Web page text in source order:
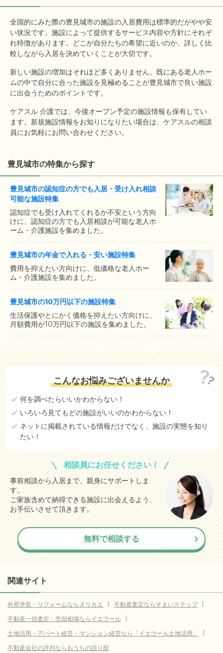
全国的にみた際の豊見城市の施設の入居費用は標準的だがやや安
い状況です。施設によって提供するサービス内容や方針にそれぞ
れ特徴があります。どこが自分たちの希望に近いのか、詳しく比
較しながら入居を決めていくことが大切です。
新しい施設の増加はそれほど多くありません。既にある老人ホー
ムの中で自分に合った施設を見極めることが豊見城市で良い施設
に出会うためのポイントです。
ケアスル 介護では、今後オープン予定の施設情報も保有してい
ます。新規施設情報をお知りになりたい場合は、ケアスルの相談
員にお気軽にお問い合わせください。
豊見城市の特集から探す
豊見城市の認知症の方でも入居・受け入れ相談
可能な施設特集
認知症でも受け入れてくれるか不安という方向
けに、認知症の方でも入居相談が可能な老人ホ
ーム・介護施設を集めました。
豊見城市の年金で入れる・安い施設特集
費用を抑えたい方向けに、低価格な老人ホー
ム・介護施設を集めました。
豊見城市の10万円以下の施設特集
生活保護やとにかく価格を抑えたい方向けに、
月額費用が10万円以下の施設を集めました。
こんなお悩みございませんか
何を調べたらいいかわからない！
いろいろ見てもどの施設がいいのかわからない！
ネットに掲載されている情報だけでなく、施設の実態を知り
たい！
相談員にお任せください！
事前相談から入居まで、親身にサポートしま
す。
ご家族含めて納得できる施設に出会えるよう、
お手伝いさせて頂きます。
無料で相談する
関連サイト
外壁塗装・リフォームならヌリカエ
不動産査定ならすまいステップ
不動産一括査定・売却相場ならイエウール
土地活用・アパート経営・マンション経営なら「イエウール土地活用」
不動産会社の評判ならおうちの語り部